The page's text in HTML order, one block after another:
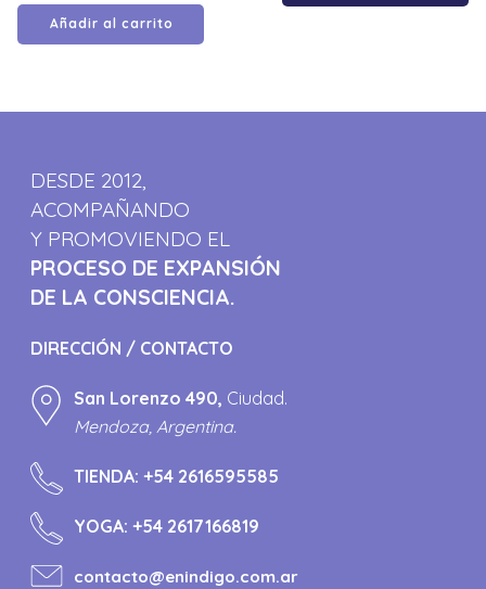
Añadir al carrito
DESDE 2012,
ACOMPAÑANDO
Y PROMOVIENDO EL
PROCESO DE EXPANSIÓN
DE LA CONSCIENCIA.
DIRECCIÓN / CONTACTO
San Lorenzo 490, Ciudad.
Mendoza, Argentina.
TIENDA:+54 2616595585
YOGA:+54 2617166819
contacto@enindigo.com.ar